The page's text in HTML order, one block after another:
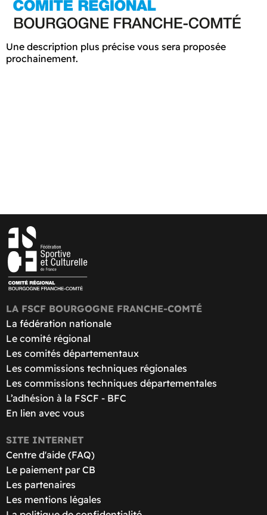
Une description plus précise vous sera proposée
prochainement.
LA FSCF BOURGOGNE FRANCHE-COMTÉ
La fédération nationale
Le comité régional
Les comités départementaux
Les commissions techniques régionales
Les commissions techniques départementales
L’adhésion à la FSCF - BFC
En lien avec vous
SITE INTERNET
Centre d'aide (FAQ)
Le paiement par CB
Les partenaires
Les mentions légales